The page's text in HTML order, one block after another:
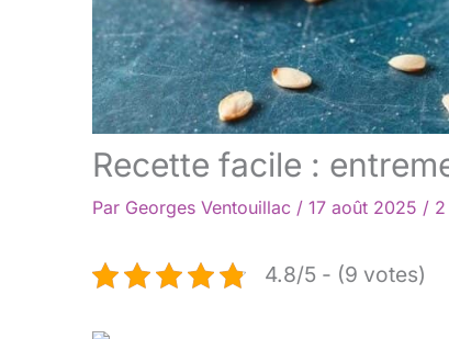
Recette facile :
Par Georges Ventouillac / 17 août 2025 /
4.8/5 - (9 votes)